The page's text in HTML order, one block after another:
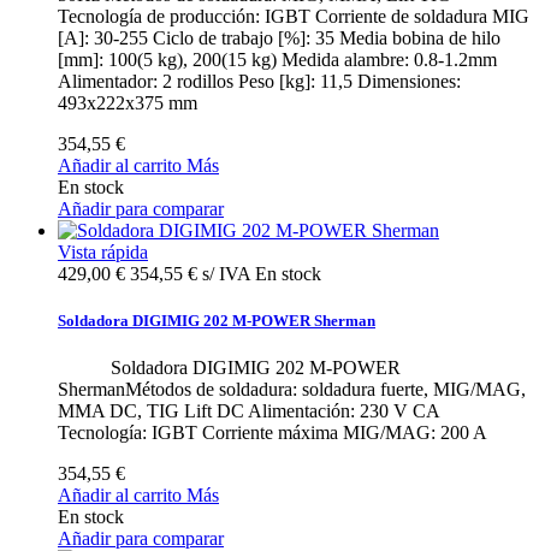
Tecnología de producción: IGBT Corriente de soldadura MIG
[A]: 30-255 Ciclo de trabajo [%]: 35 Media bobina de hilo
[mm]: 100(5 kg), 200(15 kg) Medida alambre: 0.8-1.2mm
Alimentador: 2 rodillos Peso [kg]: 11,5 Dimensiones:
493x222x375 mm
354,55 €
Añadir al carrito Más
En stock
Añadir para comparar
Vista rápida
429,00 € 354,55 € s/ IVA En stock
Soldadora DIGIMIG 202 M-POWER Sherman
Soldadora DIGIMIG 202 M-POWER
ShermanMétodos de soldadura: soldadura fuerte, MIG/MAG,
MMA DC, TIG Lift DC Alimentación: 230 V CA
Tecnología: IGBT Corriente máxima MIG/MAG: 200 A
354,55 €
Añadir al carrito Más
En stock
Añadir para comparar